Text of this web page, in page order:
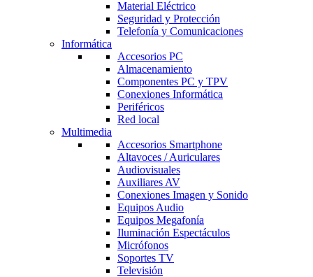
Material Eléctrico
Seguridad y Protección
Telefonía y Comunicaciones
Informática
Accesorios PC
Almacenamiento
Componentes PC y TPV
Conexiones Informática
Periféricos
Red local
Multimedia
Accesorios Smartphone
Altavoces / Auriculares
Audiovisuales
Auxiliares AV
Conexiones Imagen y Sonido
Equipos Audio
Equipos Megafonía
Iluminación Espectáculos
Micrófonos
Soportes TV
Televisión